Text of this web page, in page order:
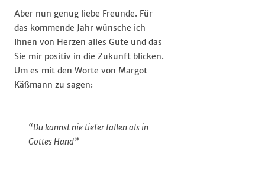
Aber nun genug liebe Freunde. Für
das kommende Jahr wünsche ich
Ihnen von Herzen alles Gute und das
Sie mir positiv in die Zukunft blicken.
Um es mit den Worte von Margot
Käßmann zu sagen:
“Du kannst nie tiefer fallen als in
Gottes Hand”